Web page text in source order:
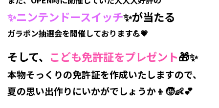
✨ニンテンドースイッチ✨が当たる
ガラポン抽選会を開催しております💪💗
そして、 こども免許証をプレゼント🎁✨
本物そっくりの免許証を作成いたしますので、
夏の思い出作りにいかがでしょうか👦🧒👶💕